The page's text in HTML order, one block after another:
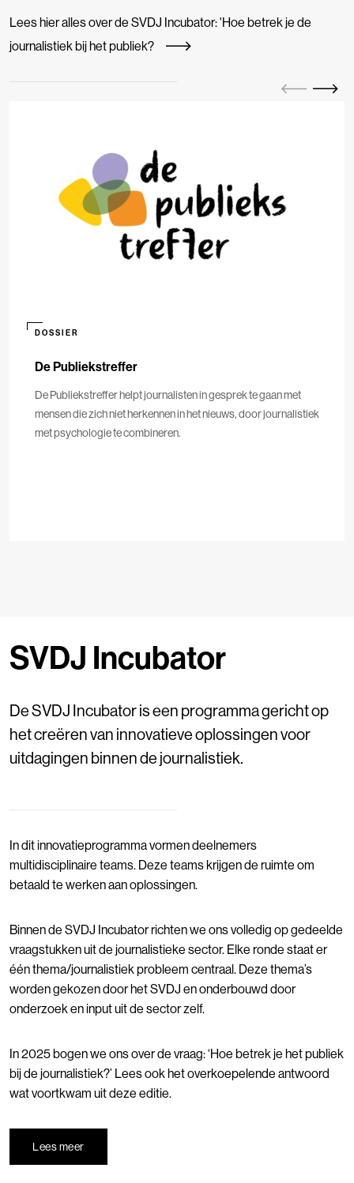
Lees hier alles over de SVDJ Incubator: 'Hoe betrek je de
journalistiek bij het publiek?
De Publiekstreffer
DOSSIER
De Publiekstreffer helpt journalisten in gesprek te gaan met
mensen die zich niet herkennen in het nieuws, door journalistiek
met psychologie te combineren.
SVDJ Incubator
De SVDJ Incubator is een programma gericht op
het creëren van innovatieve oplossingen voor
uitdagingen binnen de journalistiek.
In dit innovatieprogramma vormen deelnemers
multidisciplinaire teams. Deze teams krijgen de ruimte om
betaald te werken aan oplossingen.
Binnen de SVDJ Incubator richten we ons volledig op gedeelde
vraagstukken uit de journalistieke sector. Elke ronde staat er
één thema/journalistiek probleem centraal. Deze thema’s
worden gekozen door het SVDJ en onderbouwd door
onderzoek en input uit de sector zelf.
In 2025 bogen we ons over de vraag: ‘Hoe betrek je het publiek
bij de journalistiek?’ Lees ook het overkoepelende antwoord
wat voortkwam uit deze editie.
Lees meer